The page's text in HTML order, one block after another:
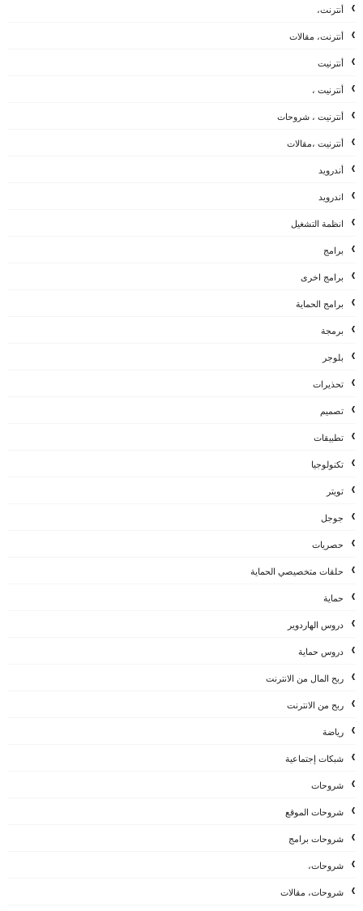
أنترنت،
أنترنت، مقالات
أنترنيت
أنترنيت ،
أنترنيت ، شروحات
أنترنيت ،مقالات
أندرويد
اندرويد
انظمة التشغيل
برامج
برامج اخرى
برامج الحماية
برمجة
بلوجر
تحذيرات
تصميم
تطبيقات
تكنولوجيا
تويتر
جوجل
حصريات
حلقات متخصيصي الحماية
حماية
دروس الهاردوير
دروس حماية
ربح المال من الانترنت
ربح من الانترنت
رياضة
شبكات إجتماعية
شروحات
شروحات الموقع
شروحات برامج
شروحات،
شروحات، مقالات